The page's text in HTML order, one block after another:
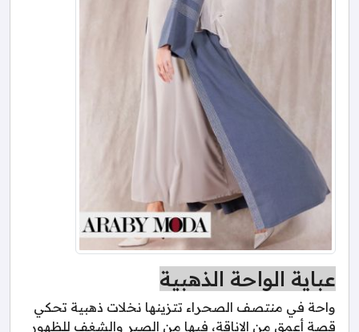
عباية الواحة الذهبية
واحة في منتصف الصحراء تتزينها نخلات ذهبية تحكي
قصة أعمق من الاناقة، فيها من الصبر والشغف للظهور